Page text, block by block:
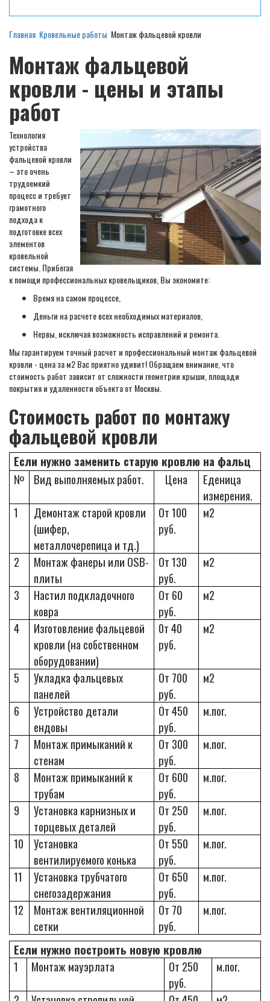
Главная Кровельные работы Монтаж фальцевой кровли
Монтаж фальцевой
кровли - цены и этапы
работ
Технология
устройства
фальцевой кровли
– это очень
трудоемкий
процесс и требует
грамотного
подхода к
подготовке всех
элементов
кровельной
системы. Прибегая
к помощи профессиональных кровельщиков, Вы экономите:
Время на самом процессе,
Деньги на расчете всех необходимых материалов,
Нервы, исключая возможность исправлений и ремонта.
Мы гарантируем точный расчет и профессиональный монтаж фальцевой
кровли - цена за м2 Вас приятно удивит! Обращаем внимание, что
стоимость работ зависит от сложности геометрии крыши, площади
покрытия и удаленности объекта от Москвы.
Стоимость работ по монтажу
фальцевой кровли
Если нужно заменить старую кровлю на фальц
№
Вид выполняемых работ. Цена
Еденица
измерения.
1
Демонтаж старой кровли
(шифер,
металлочерепица и тд.)
От 100
руб.
м2
2 Монтаж фанеры или OSB-
плиты
От 130
руб.
м2
3
Настил подкладочного
ковра
От 60
руб.
м2
4
Изготовление фальцевой
кровли (на собственном
оборудовании)
0т 40
руб.
м2
5
Укладка фальцевых
панелей
От 700
руб.
м2
6
Устройство детали
ендовы
От 450
руб.
м.пог.
7
Монтаж примыканий к
стенам
От 300
руб.
м.пог.
8
Монтаж примыканий к
трубам
От 600
руб.
м.пог.
9
Установка карнизных и
торцевых деталей
От 250
руб.
м.пог.
10
Установка
вентилируемого конька
От 550
руб.
м.пог.
11
Установка трубчатого
снегозадержания
От 650
руб.
м.пог.
12
Монтаж вентиляционной
сетки
От 70
руб.
м.пог.
Если нужно построить новую кровлю
1
Монтаж мауэрлата
От 250
руб.
м.пог.